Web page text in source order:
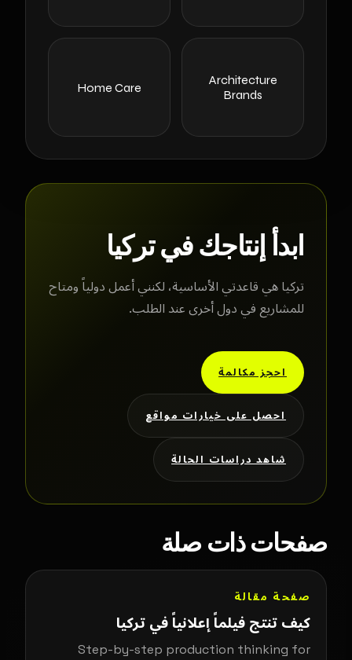
Architecture
Brands
Home Care
ابدأ إنتاجك في تركيا
تركيا هي قاعدتي الأساسية، لكنني أعمل دولياً ومتاح
للمشاريع في دول أخرى عند الطلب.
احجز مكالمة
احصل على خيارات مواقع
شاهد دراسات الحالة
صفحات ذات صلة
صفحة مقالة
كيف تنتج فيلماً إعلانياً في تركيا
Step-by-step production thinking for